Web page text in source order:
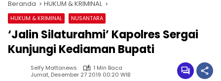
Beranda HUKUM & KRIMINAL
HUKUM & KRIMINAL NUSANTARA
‘Jalin Silaturahmi’ Kapolres Sergai
Kunjungi Kediaman Bupati
Selfy Mattanews
1 Min Baca
Jumat, Desember 27 2019 00:20 WIB